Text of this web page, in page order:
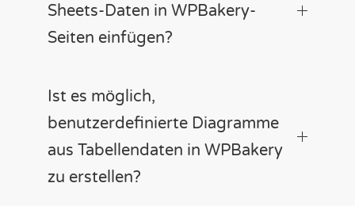
Sheets-Daten in WPBakery-
Seiten einfügen?
Ist es möglich,
benutzerdefinierte Diagramme
aus Tabellendaten in WPBakery
zu erstellen?